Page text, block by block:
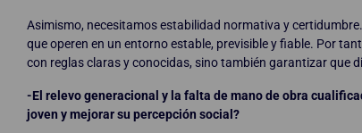
Asimismo, necesitamos estabilidad normativa y
que operen en un entorno estable, previsible y fiable. Por
con reglas claras y conocidas, sino también garantizar que
-El relevo generacional y la falta de mano de obra
joven y mejorar su percepción social?